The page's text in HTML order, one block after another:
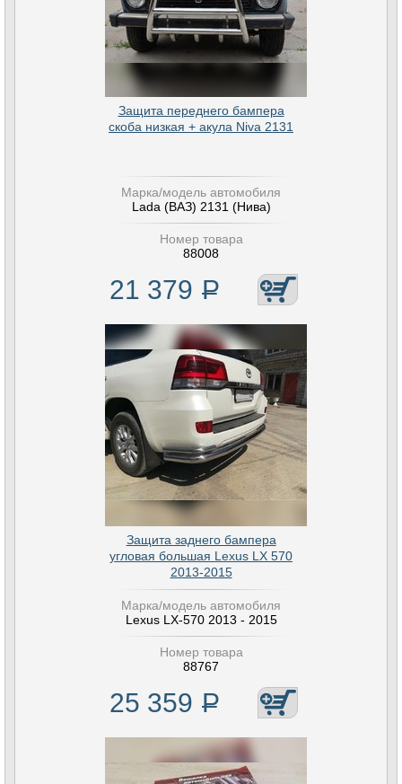
Защита переднего бампера
скоба низкая + акула Niva 2131
Марка/модель автомобиля
Lada (ВАЗ) 2131 (Нива)
Номер товара
88008
21 379 Р
Защита заднего бампера
угловая большая Lexus LX 570
2013-2015
Марка/модель автомобиля
Lexus LX-570 2013 - 2015
Номер товара
88767
25 359 Р